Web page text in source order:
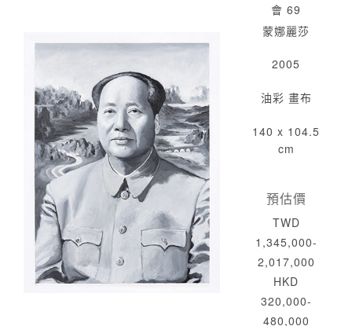
會 69
蒙娜麗莎
2005
油彩 畫布
140 x 104.5
cm
預估價
TWD
1,345,000-
2,017,000
HKD
320,000-
480,000